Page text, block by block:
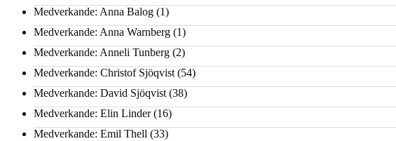
Medverkande: Anna Balog (1)
Medverkande: Anna Warnberg (1)
Medverkande: Anneli Tunberg (2)
Medverkande: Christof Sjöqvist (54)
Medverkande: David Sjöqvist (38)
Medverkande: Elin Linder(16)
Medverkande: Emil Thell (33)